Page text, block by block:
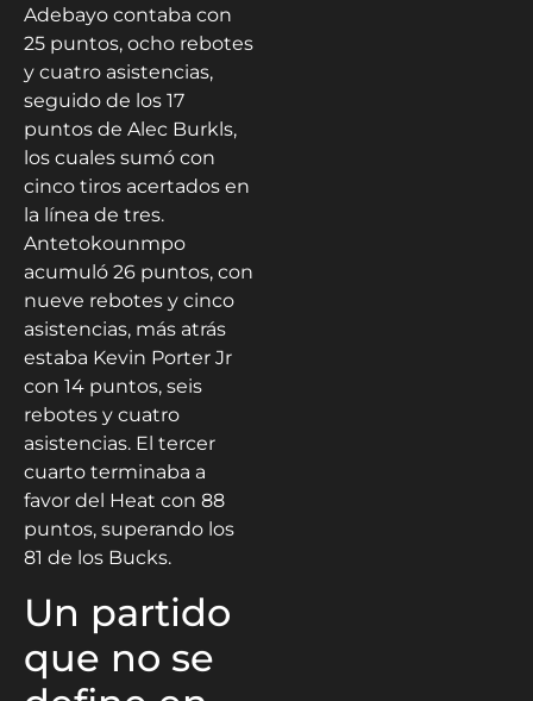
Adebayo contaba con
25 puntos, ocho rebotes
y cuatro asistencias,
seguido de los 17
puntos de Alec Burkls,
los cuales sumó con
cinco tiros acertados en
la línea de tres.
Antetokounmpo
acumuló 26 puntos, con
nueve rebotes y cinco
asistencias, más atrás
estaba Kevin Porter Jr
con 14 puntos, seis
rebotes y cuatro
asistencias. El tercer
cuarto terminaba a
favor del Heat con 88
puntos, superando los
81 de los Bucks.
Un partido
que no se